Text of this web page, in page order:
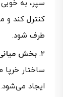
سپر، به خوبی
کنترل کند و
طرف شود.
بخش
ساختار
ایجاد